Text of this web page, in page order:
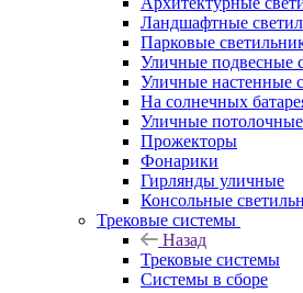
Ландшафтные
Парковые
Уличные подвесные
Уличные настенные
На солнечных
Уличные
Прожекторы
Фонарики
Гирлянды уличные
Консольные
Трековые системы
Назад
Трековые системы
Системы в сборе